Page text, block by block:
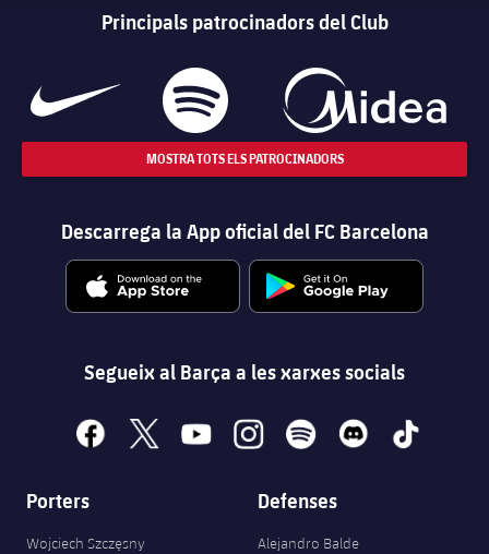
Principals patrocinadors del Club
MOSTRA TOTS ELS PATROCINADORS
Descarrega la App oficial del FC Barcelona
Segueix al Barça a les xarxes socials
facebook
x youtubeinstagramspotify discord tiktok
Porters
Wojciech Szczęsny
Defenses
Alejandro Balde